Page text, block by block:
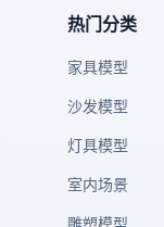
热门分类
家具模型
沙发模型
灯具模型
室内场景
雕塑模型